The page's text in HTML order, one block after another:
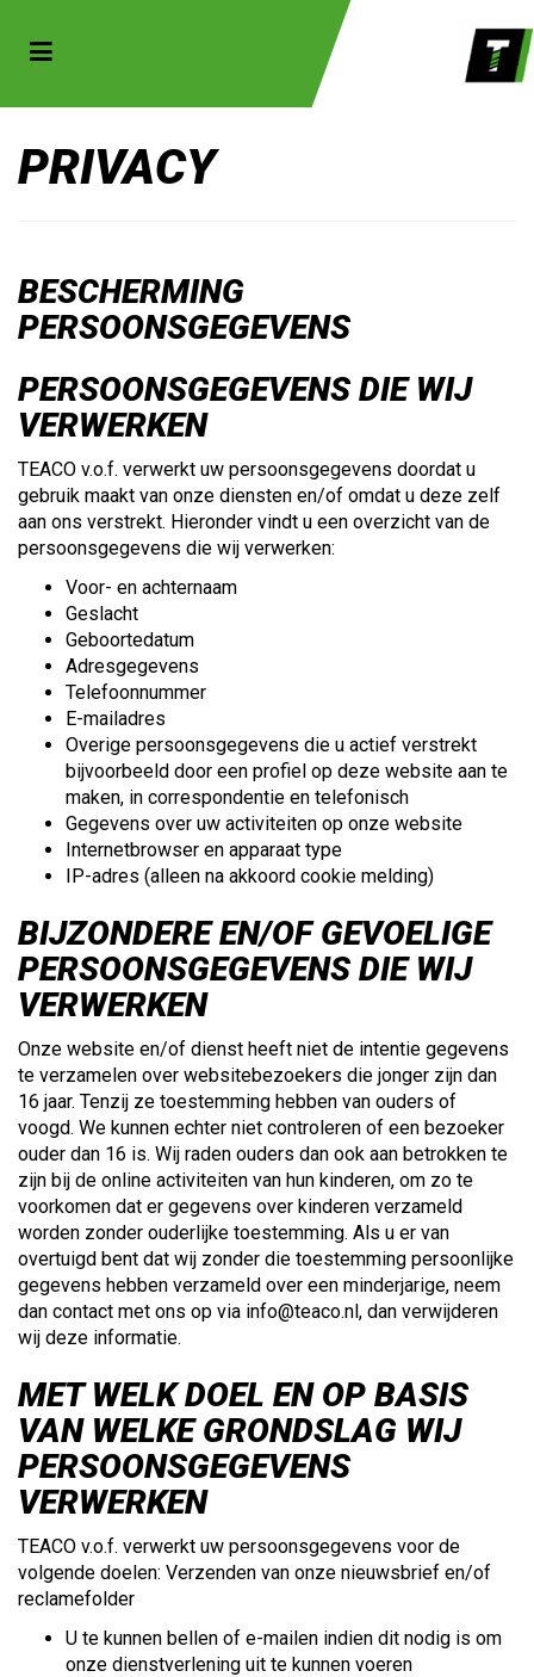
(Sportkleding)
(Collecties)
Toggle navigation
PRIVACY
BESCHERMING
PERSOONSGEGEVENS
PERSOONSGEGEVENS DIE WIJ
VERWERKEN
TEACO v.o.f. verwerkt uw persoonsgegevens doordat u
gebruik maakt van onze diensten en/of omdat u deze zelf
aan ons verstrekt. Hieronder vindt u een overzicht van de
persoonsgegevens die wij verwerken:
Voor- en achternaam
Geslacht
Geboortedatum
Adresgegevens
Telefoonnummer
E-mailadres
Overige persoonsgegevens die u actief verstrekt
bijvoorbeeld door een profiel op deze website aan te
maken, in correspondentie en telefonisch
Gegevens over uw activiteiten op onze website
Internetbrowser en apparaat type
IP-adres (alleen na akkoord cookie melding)
BIJZONDERE EN/OF GEVOELIGE
PERSOONSGEGEVENS DIE WIJ
VERWERKEN
Onze website en/of dienst heeft niet de intentie gegevens
te verzamelen over websitebezoekers die jonger zijn dan
16 jaar. Tenzij ze toestemming hebben van ouders of
voogd. We kunnen echter niet controleren of een bezoeker
ouder dan 16 is. Wij raden ouders dan ook aan betrokken te
zijn bij de online activiteiten van hun kinderen, om zo te
voorkomen dat er gegevens over kinderen verzameld
worden zonder ouderlijke toestemming. Als u er van
overtuigd bent dat wij zonder die toestemming persoonlijke
gegevens hebben verzameld over een minderjarige, neem
dan contact met ons op via info@teaco.nl, dan verwijderen
wij deze informatie.
MET WELK DOEL EN OP BASIS
VAN WELKE GRONDSLAG WIJ
PERSOONSGEGEVENS
VERWERKEN
TEACO v.o.f. verwerkt uw persoonsgegevens voor de
volgende doelen: Verzenden van onze nieuwsbrief en/of
reclamefolder
U te kunnen bellen of e-mailen indien dit nodig is om
onze dienstverlening uit te kunnen voeren